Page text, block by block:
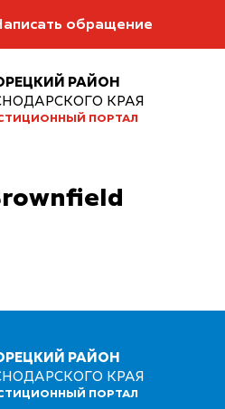
обращение
РАЙОН
КРАЯ
ПОРТАЛ
РАЙОН
КРАЯ
ПОРТАЛ